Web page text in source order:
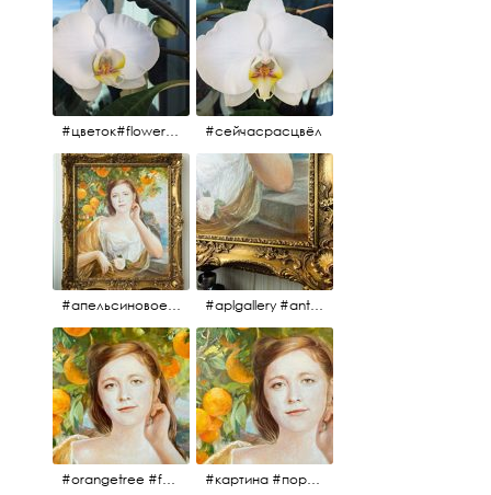
#цветок#flowers #💜🌸 #сейчасрасцвёл
#апельсиновоедерево #плодородие #изобилие #картина #портрет #живопись #девушка #апельсиновоедерево #плодородие #рама #антикварнаярама #антиквариат #antiques #abundance #aplgallery #portrait #painting #frame #fertility #orangetree @aplgallery #aplgallery #antiques #painting #portrait #frame #antiqueframe #abundance #fertility #orangetree #антиквариат#картина#фрагмент #живопись #улыбка #девушка #портрет #рама #антикварнаярама #изобилие #плодородие #апельсиновоедерево
#orangetree #fertility #abundance #portrait #painting #живопись #портрет #картина #девушка #улыбка #aplgallery #картина #портрет #живопись #апельсиновоедерево # девушка #улыбка #изобилие #плодородие #painting #portrait #abundance #fertility #orangetree #aplgallery